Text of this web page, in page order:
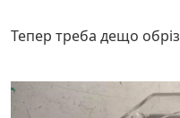
Тепер треба дещо